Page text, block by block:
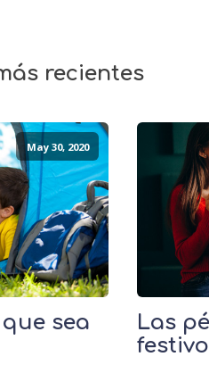
recientes
May 30, 2020
sea
Las